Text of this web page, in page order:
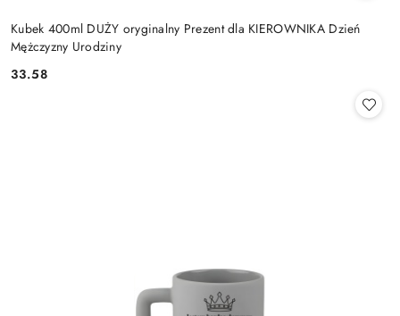
Kubek 400ml DUŻY oryginalny Prezent dla KIEROWNIKA Dzień
Mężczyzny Urodziny
Cena:
33.58